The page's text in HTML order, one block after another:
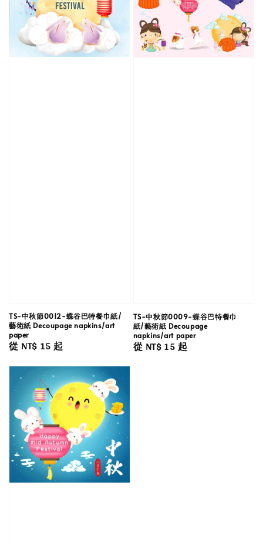
TS-中秋節0012-蝶谷巴特餐巾紙/
藝術紙 Decoupage napkins/art
paper
Regular
從 NT$ 15起
TS-中秋節0009-蝶谷巴特餐巾
紙/藝術紙 Decoupage
napkins/art paper
Regular
從 NT$ 15起